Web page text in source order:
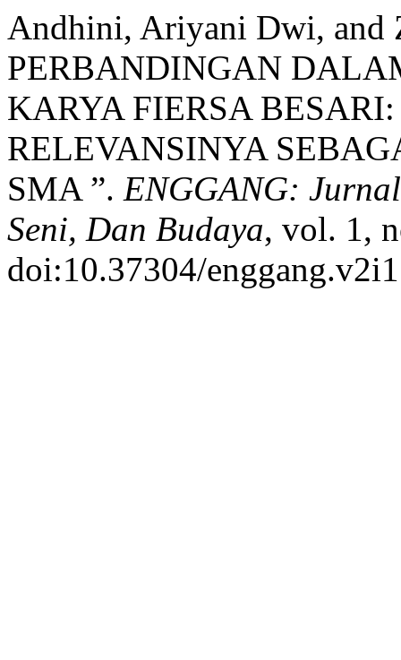
Andhini, Ariyani Dwi, and
PERBANDINGAN
KARYA FIERSA
RELEVANSINYA
SMA ”. ENGGANG:
Seni, Dan Budaya, vol. 1,
doi:10.37304/